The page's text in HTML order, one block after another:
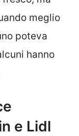
meglio
poteva
hanno
e Lidl